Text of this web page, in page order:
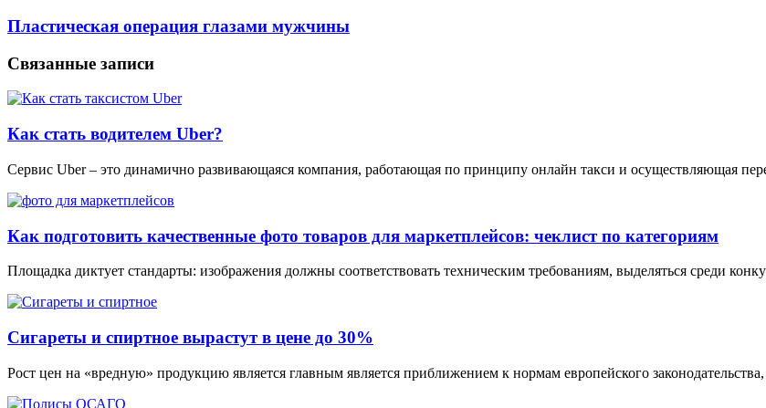
Пластическая операция глазами мужчины
Связанные записи
Как стать водителем Uber?
Сервис Uber – это динамично развивающаяся компания, работающая по принципу онлайн такси и осуществляющая
Как подготовить качественные фото товаров для маркетплейсов: чеклист по категориям
Площадка диктует стандарты: изображения должны соответствовать техническим требованиям, выделяться среди
Сигареты и спиртное вырастут в цене до 30%
Рост цен на «вредную» продукцию является главным является приближением к нормам европейского